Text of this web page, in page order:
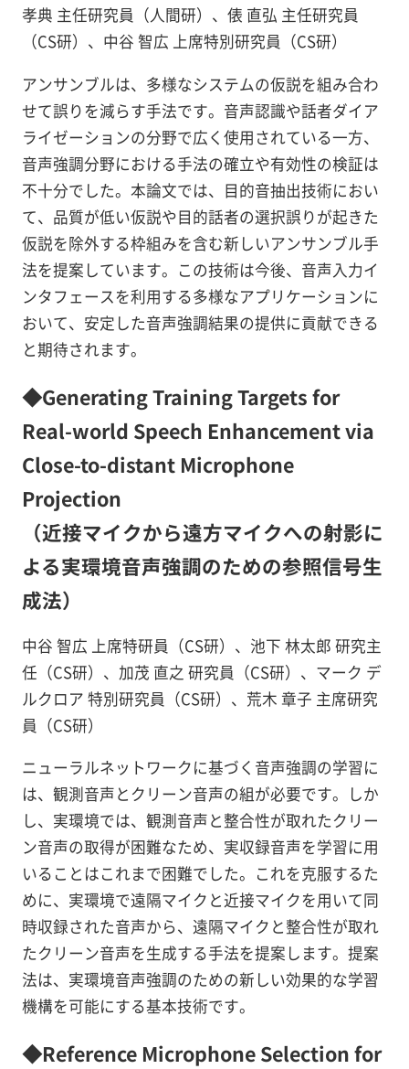
孝典 主任研究員（人間研）、俵 直弘 主任研究員
（CS研）、中谷 智広 上席特別研究員（CS研）
アンサンブルは、多様なシステムの仮説を組み合わ
せて誤りを減らす手法です。音声認識や話者ダイア
ライゼーションの分野で広く使用されている一方、
音声強調分野における手法の確立や有効性の検証は
不十分でした。本論文では、目的音抽出技術におい
て、品質が低い仮説や目的話者の選択誤りが起きた
仮説を除外する枠組みを含む新しいアンサンブル手
法を提案しています。この技術は今後、音声入力イ
ンタフェースを利用する多様なアプリケーションに
おいて、安定した音声強調結果の提供に貢献できる
と期待されます。
◆Generating Training Targets for
Real-world Speech Enhancement via
Close-to-distant Microphone
Projection
（近接マイクから遠方マイクへの射影に
よる実環境音声強調のための参照信号生
成法）
中谷 智広 上席特研員（CS研）、池下 林太郎 研究主
任（CS研）、加茂 直之 研究員（CS研）、マーク デ
ルクロア 特別研究員（CS研）、荒木 章子 主席研究
員（CS研）
ニューラルネットワークに基づく音声強調の学習に
は、観測音声とクリーン音声の組が必要です。しか
し、実環境では、観測音声と整合性が取れたクリー
ン音声の取得が困難なため、実収録音声を学習に用
いることはこれまで困難でした。これを克服するた
めに、実環境で遠隔マイクと近接マイクを用いて同
時収録された音声から、遠隔マイクと整合性が取れ
たクリーン音声を生成する手法を提案します。提案
法は、実環境音声強調のための新しい効果的な学習
機構を可能にする基本技術です。
◆Reference Microphone Selection for